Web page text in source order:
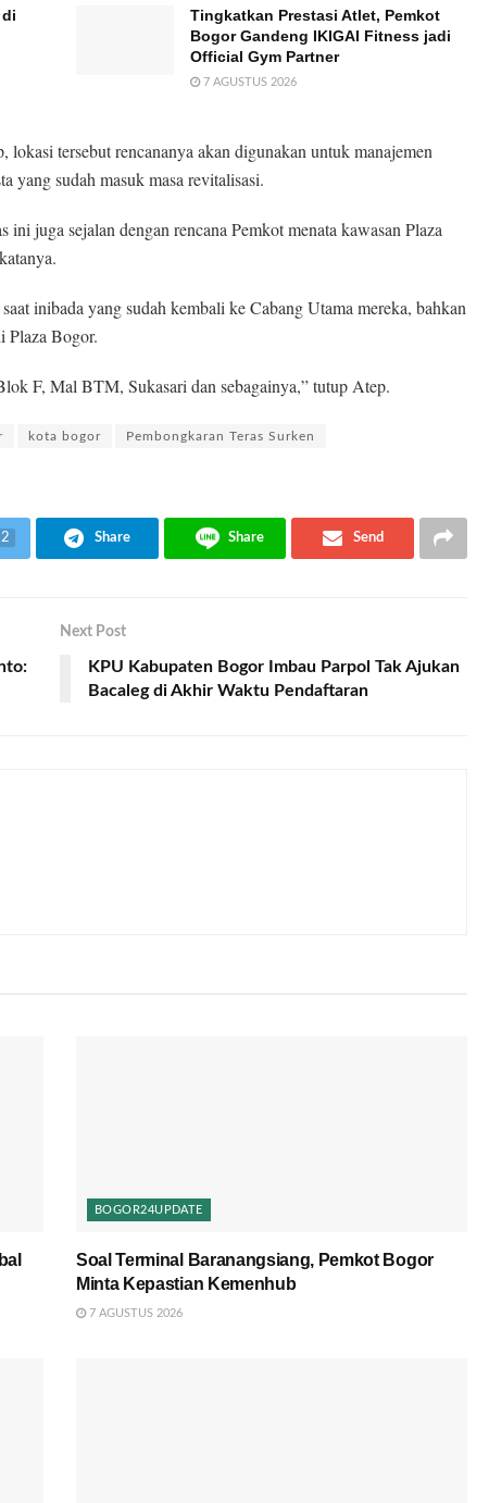
Tingkatkan Prestasi Atlet, Pemkot
Bogor Gandeng IKIGAI Fitness jadi
Official Gym Partner
7 AGUSTUS 2026
tersebut rencananya akan digunakan untuk manajemen
yang sudah masuk masa revitalisasi.
juga sejalan dengan rencana Pemkot menata kawasan Plaza
inibada yang sudah kembali ke Cabang Utama mereka, bahkan
Plaza Bogor.
F, Mal BTM, Sukasari dan sebagainya,” tutup Atep.
kota bogor Pembongkaran Teras Surken
2 Share Share Send
Next Post
KPU Kabupaten Bogor Imbau Parpol Tak Ajukan
Bacaleg di Akhir Waktu Pendaftaran
BOGOR24UPDATE
Soal Terminal Baranangsiang, Pemkot Bogor
Minta Kepastian Kemenhub
7 AGUSTUS 2026